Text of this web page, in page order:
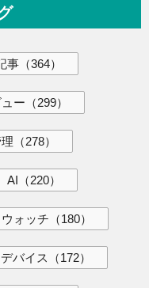
事 （364）
ー （299）
（278）
AI （220）
ォッチ （180）
バイス （172）